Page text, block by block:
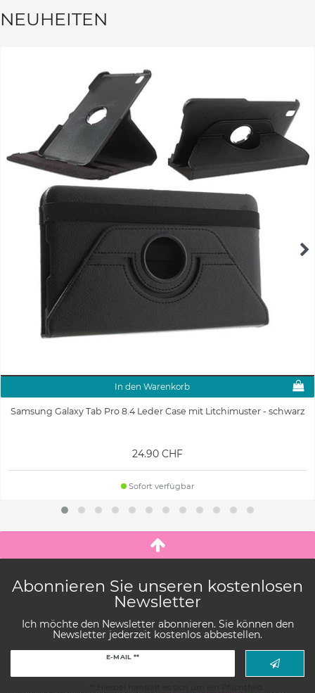
NEUHEITEN
In den Warenkorb
Samsung Galaxy Tab Pro 8.4 Leder Case mit Litchimuster - schwarz
24.90 CHF
Sofort verfügbar
Abonnieren Sie unseren kostenlosen
Newsletter
Ich möchte den Newsletter abonnieren. Sie können den
Newsletter jederzeit kostenlos abbestellen.
E-MAIL **